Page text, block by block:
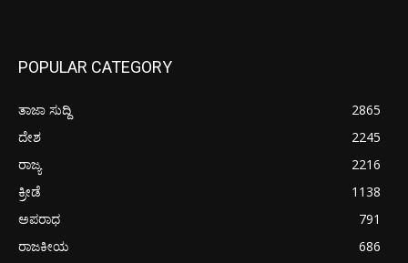
POPULAR CATEGORY
ತಾಜಾ ಸುದ್ದಿ
2865
ದೇಶ
2245
ರಾಜ್ಯ
2216
ಕ್ರೀಡೆ
1138
ಅಪರಾಧ
791
ರಾಜಕೀಯ
686